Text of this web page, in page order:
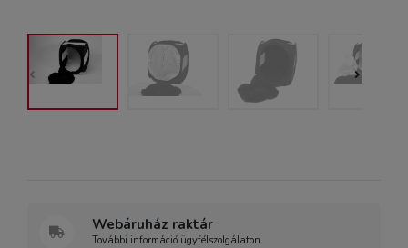
Webáruház raktár
További információ ügyfélszolgálaton.